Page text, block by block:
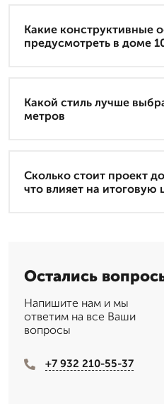
Какие конструктивные
предусмотреть в доме
Какой стиль лучше
метров
Сколько стоит проект
что влияет на итоговую
Остались
Напишите нам и мы
ответим на все Ваши
вопросы
+7 932 210-55-37